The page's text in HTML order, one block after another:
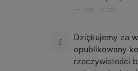
Reto Koradi
Dziękujemy za
opublikowany
rzeczywistości